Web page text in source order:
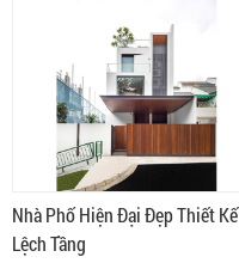
Nhà Phố Hiện Đại Đẹp Thiết Kế
Lệch Tầng